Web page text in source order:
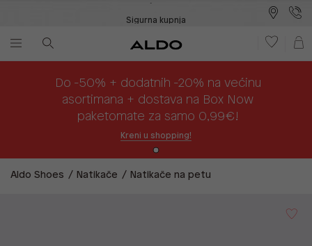
Do -50% + dodatnih -20% na većinu
asortimana + dostava na Box Now
paketomate za samo 0,99€!
Kreni u shopping!
Aldo Shoes Natikače Natikače na petu